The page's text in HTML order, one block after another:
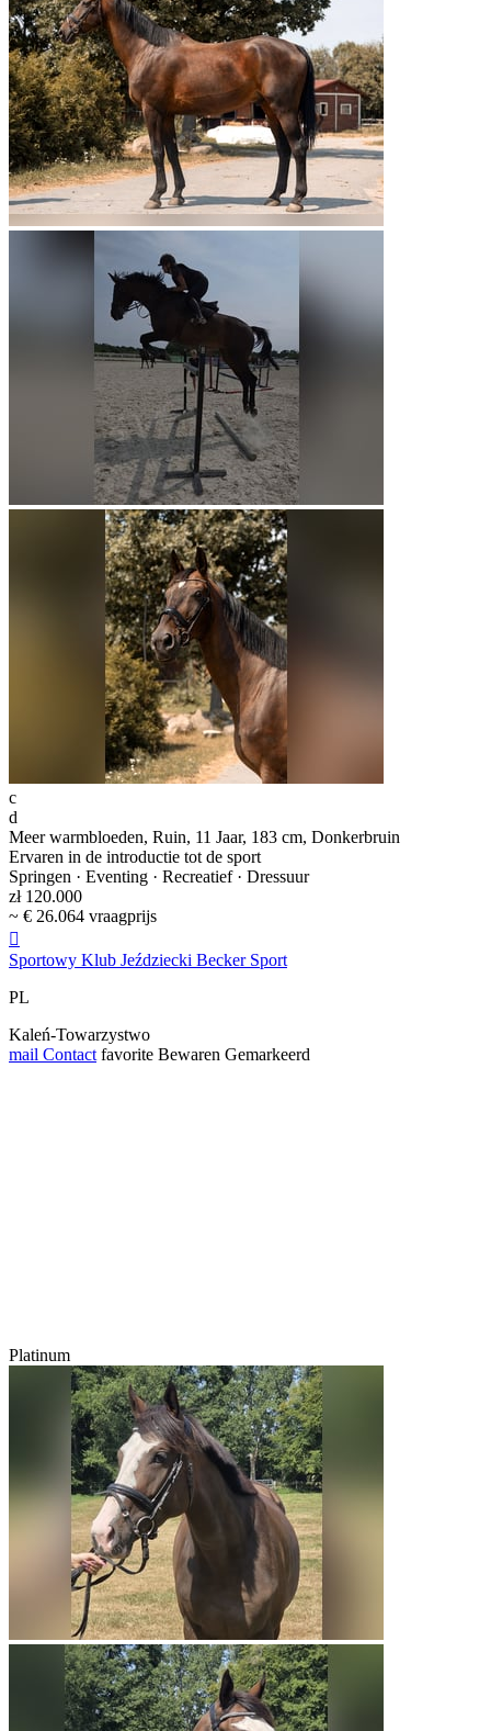
c
d
Meer warmbloeden, Ruin, 11 Jaar, 183 cm, Donkerbruin
Ervaren in de introductie tot de sport
Springen · Eventing · Recreatief · Dressuur
zł 120.000
~ € 26.064 vraagprijs

Sportowy Klub Jeździecki Becker Sport
PL
Kaleń-Towarzystwo
mail Contact favorite Bewaren Gemarkeerd
Platinum